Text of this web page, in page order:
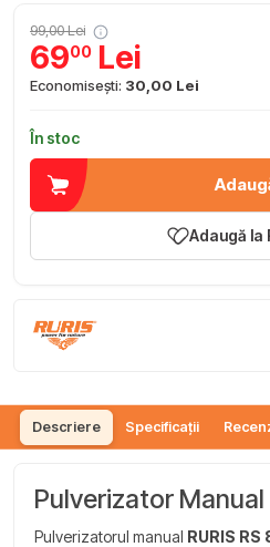
99,00 Lei
6900 Lei
Economisești: 30,00 Lei
În stoc
Adaugă la
Descriere Specificații
Pulverizator Manual
Pulverizatorul manual RURIS RS